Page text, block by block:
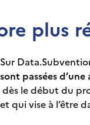
plus
passées
le début du
qui vise à l’être